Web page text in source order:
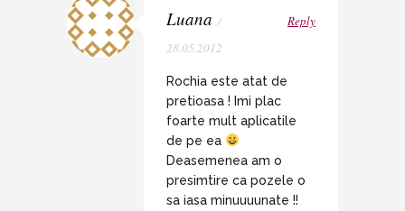
Luana /
28.05.2012
Reply
Rochia este atat de
pretioasa ! Imi plac
foarte mult aplicatile
de pe ea
Deasemenea am o
presimtire ca pozele o
sa iasa minuuuunate !!